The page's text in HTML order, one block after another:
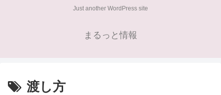
Just another WordPress site
まるっと情報
渡し方